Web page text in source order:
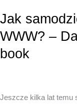
dla
początkujących
krok
Jak
WWW? –
book
Jeszcze kilka lat temu